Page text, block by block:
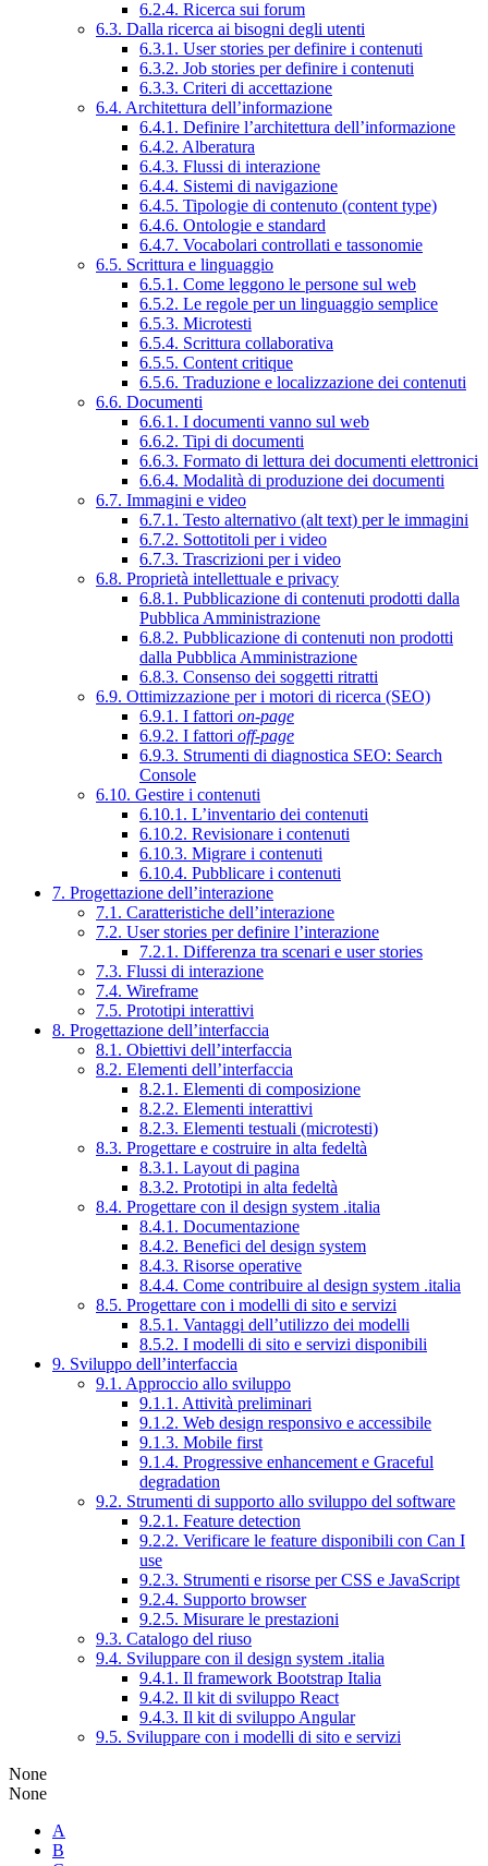
6.2.4. Ricerca sui forum
6.3. Dalla ricerca ai bisogni degli utenti
6.3.1. User stories per definire i contenuti
6.3.2. Job stories per definire i contenuti
6.3.3. Criteri di accettazione
6.4. Architettura dell’informazione
6.4.1. Definire l’architettura dell’informazione
6.4.2. Alberatura
6.4.3. Flussi di interazione
6.4.4. Sistemi di navigazione
6.4.5. Tipologie di contenuto (content type)
6.4.6. Ontologie e standard
6.4.7. Vocabolari controllati e tassonomie
6.5. Scrittura e linguaggio
6.5.1. Come leggono le persone sul web
6.5.2. Le regole per un linguaggio semplice
6.5.3. Microtesti
6.5.4. Scrittura collaborativa
6.5.5. Content critique
6.5.6. Traduzione e localizzazione dei contenuti
6.6. Documenti
6.6.1. I documenti vanno sul web
6.6.2. Tipi di documenti
6.6.3. Formato di lettura dei documenti elettronici
6.6.4. Modalità di produzione dei documenti
6.7. Immagini e video
6.7.1. Testo alternativo (alt text) per le immagini
6.7.2. Sottotitoli per i video
6.7.3. Trascrizioni per i video
6.8. Proprietà intellettuale e privacy
6.8.1. Pubblicazione di contenuti prodotti dalla
Pubblica Amministrazione
6.8.2. Pubblicazione di contenuti non prodotti
dalla Pubblica Amministrazione
6.8.3. Consenso dei soggetti ritratti
6.9. Ottimizzazione per i motori di ricerca (SEO)
6.9.1. I fattori on-page
6.9.2. I fattori off-page
6.9.3. Strumenti di diagnostica SEO: Search
Console
6.10. Gestire i contenuti
6.10.1. L’inventario dei contenuti
6.10.2. Revisionare i contenuti
6.10.3. Migrare i contenuti
6.10.4. Pubblicare i contenuti
7. Progettazione dell’interazione
7.1. Caratteristiche dell’interazione
7.2. User stories per definire l’interazione
7.2.1. Differenza tra scenari e user stories
7.3. Flussi di interazione
7.4. Wireframe
7.5. Prototipi interattivi
8. Progettazione dell’interfaccia
8.1. Obiettivi dell’interfaccia
8.2. Elementi dell’interfaccia
8.2.1. Elementi di composizione
8.2.2. Elementi interattivi
8.2.3. Elementi testuali (microtesti)
8.3. Progettare e costruire in alta fedeltà
8.3.1. Layout di pagina
8.3.2. Prototipi in alta fedeltà
8.4. Progettare con il design system .italia
8.4.1. Documentazione
8.4.2. Benefici del design system
8.4.3. Risorse operative
8.4.4. Come contribuire al design system .italia
8.5. Progettare con i modelli di sito e servizi
8.5.1. Vantaggi dell’utilizzo dei modelli
8.5.2. I modelli di sito e servizi disponibili
9. Sviluppo dell’interfaccia
9.1. Approccio allo sviluppo
9.1.1. Attività preliminari
9.1.2. Web design responsivo e accessibile
9.1.3. Mobile first
9.1.4. Progressive enhancement e Graceful
degradation
9.2. Strumenti di supporto allo sviluppo del software
9.2.1. Feature detection
9.2.2. Verificare le feature disponibili con Can I
use
9.2.3. Strumenti e risorse per CSS e JavaScript
9.2.4. Supporto browser
9.2.5. Misurare le prestazioni
9.3. Catalogo del riuso
9.4. Sviluppare con il design system .italia
9.4.1. Il framework Bootstrap Italia
9.4.2. Il kit di sviluppo React
9.4.3. Il kit di sviluppo Angular
9.5. Sviluppare con i modelli di sito e servizi
None
None
A
B